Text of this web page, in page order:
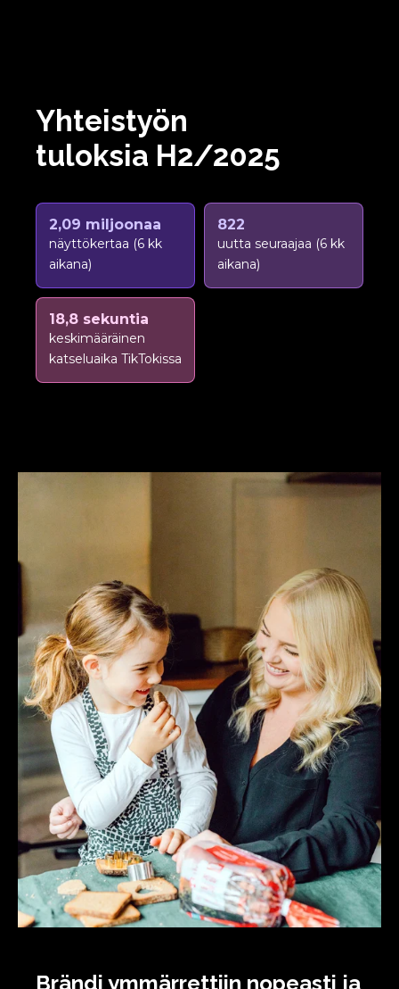
Yhteistyön
tuloksia H2/2025
2,09 miljoonaa
näyttökertaa (6 kk
aikana)
822
uutta seuraajaa (6 kk
aikana)
18,8 sekuntia
keskimääräinen
katseluaika TikTokissa
Brändi ymmärrettiin nopeasti ja